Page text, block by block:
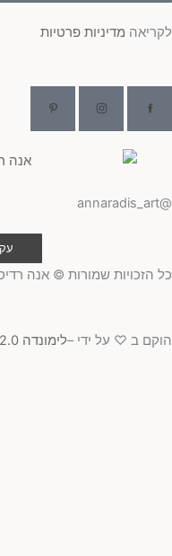
מדיניות פרטיות
הזכויות שמורות © אנה רדיס
ב ♡ על ידי – לימונדה 2.0